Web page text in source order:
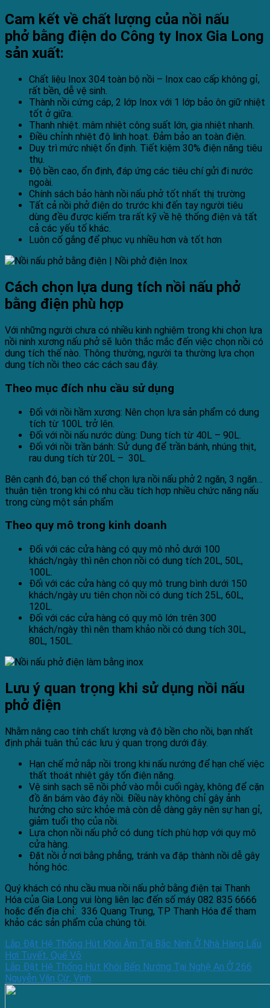
Cam kết về chất lượng của nồi nấu
phở bằng điện do Công ty Inox Gia Long
sản xuất:
Chất liệu Inox 304 toàn bộ nồi – Inox cao cấp không gỉ,
rất bền, dễ vệ sinh.
Thành nồi cứng cáp, 2 lớp Inox với 1 lớp bảo ôn giữ nhiệt
tốt ở giữa.
Thanh nhiệt. mâm nhiệt công suất lớn, gia nhiệt nhanh.
Điều chỉnh nhiệt độ linh hoạt. Đảm bảo an toàn điện.
Duy trì mức nhiệt ổn định. Tiết kiệm 30% điện năng tiêu
thụ.
Độ bền cao, ổn định, đáp ứng các tiêu chí gửi đi nước
ngoài.
Chính sách bảo hành nồi nấu phở tốt nhất thị trường
Tất cả nồi phở điện do trước khi đến tay người tiêu
dùng đều được kiểm tra rất kỹ về hệ thống điện và tất
cả các yếu tố khác.
Luôn cố gắng để phục vụ nhiều hơn và tốt hơn
Cách chọn lựa dung tích nồi nấu phở
bằng điện phù hợp
Với những người chưa có nhiều kinh nghiệm trong khi chọn lựa
nồi ninh xương nấu phở sẽ luôn thắc mắc đến việc chọn nồi có
dung tích thế nào. Thông thường, người ta thường lựa chọn
dung tích nồi theo các cách sau đây.
Theo mục đích nhu cầu sử dụng
Đối với nồi hầm xương: Nên chọn lựa sản phẩm có dung
tích từ 100L trở lên.
Đối với nồi nấu nước dùng: Dung tích từ 40L – 90L.
Đối với nồi trần bánh: Sử dụng để trần bánh, nhúng thịt,
rau dung tích từ 20L – 30L.
Bên cạnh đó, bạn có thể chọn lựa nồi nấu phở 2 ngăn, 3 ngăn…
thuận tiện trong khi có nhu cầu tích hợp nhiều chức năng nấu
trong cùng một sản phẩm
Theo quy mô trong kinh doanh
Đối với các cửa hàng có quy mô nhỏ dưới 100
khách/ngày thì nên chọn nồi có dung tích 20L, 50L,
100L.
Đối với các cửa hàng có quy mô trung bình dưới 150
khách/ngày ưu tiên chọn nồi có dung tích 25L, 60L,
120L.
Đối với các cửa hàng có quy mô lớn trên 300
khách/ngày thì nên tham khảo nồi có dung tích 30L,
80L, 150L.
Lưu ý quan trọng khi sử dụng nồi nấu
phở điện
Nhằm nâng cao tính chất lượng và độ bền cho nồi, bạn nhất
định phải tuân thủ các lưu ý quan trọng dưới đây.
Hạn chế mở nắp nồi trong khi nấu nướng để hạn chế việc
thất thoát nhiệt gây tốn điện năng.
Vệ sinh sạch sẽ nồi phở vào mỗi cuối ngày, không để cặn
đồ ăn bám vào đáy nồi. Điều này không chỉ gây ảnh
hưởng cho sức khỏe mà còn dễ dàng gây nên sự han gỉ,
giảm tuổi thọ của nồi.
Lựa chọn nồi nấu phở có dung tích phù hợp với quy mô
cửa hàng.
Đặt nồi ở nơi bằng phẳng, tránh va đập thành nồi dễ gây
hỏng hóc.
Quý khách có nhu cầu mua nồi nấu phở bằng điện tại Thanh
Hóa của Gia Long vui lòng liên lạc đến số máy 082 835 6666
hoặc đến địa chỉ: 336 Quang Trung, TP Thanh Hóa để tham
khảo các sản phẩm của chúng tôi.
Lắp Đặt Hệ Thống Hút Khói Âm Tại Bắc Ninh Ở Nhà Hàng Lẩu
Hơi Tuyết, Quế Võ
Lắp Đặt Hệ Thống Hút Khói Bếp Nướng Tại Nghệ An Ở 266
Nguyễn Văn Cừ, Vinh